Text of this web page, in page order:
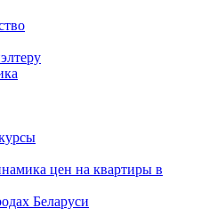
цен на квартиры в
Беларуси